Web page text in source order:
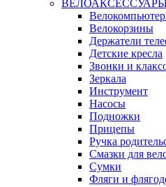
Велокорзины
Держатели
Детские кресла
Звонки и
Зеркала
Инструмент
Насосы
Подножки
Прицепы
Ручка
Смазки для
Сумки
Фляги и